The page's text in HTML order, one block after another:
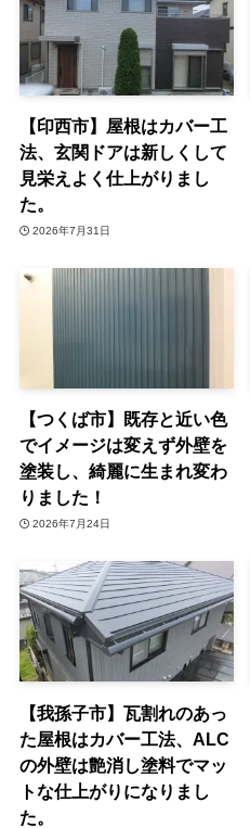
【印西市】屋根はカバー工
法、玄関ドアは新しくして
見栄えよく仕上がりまし
た。
2026年7月31日
【つくば市】既存と近い色
でイメージは変えず外壁を
塗装し、綺麗に生まれ変わ
りました！
2026年7月24日
【我孫子市】瓦割れのあっ
た屋根はカバー工法、ALC
の外壁は艶消し塗料でマッ
トな仕上がりになりまし
た。